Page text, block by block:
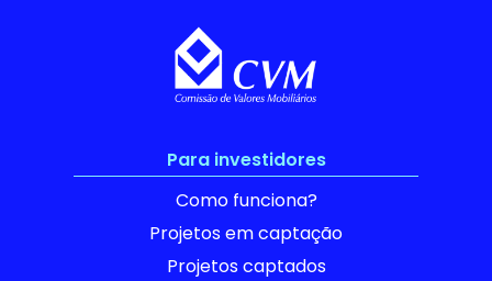
Para investidores
Como funciona?
Projetos em captação
Projetos captados